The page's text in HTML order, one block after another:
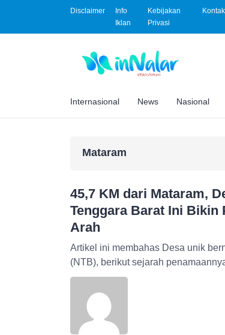
Disclaimer
Info
Iklan
Kebijakan
Privasi
Kontak
Internasional News Nasional
Mataram
45,7 KM dari Mataram,
Tenggara Barat Ini
Arah
Artikel ini membahas Desa unik
(NTB), berikut sejarah